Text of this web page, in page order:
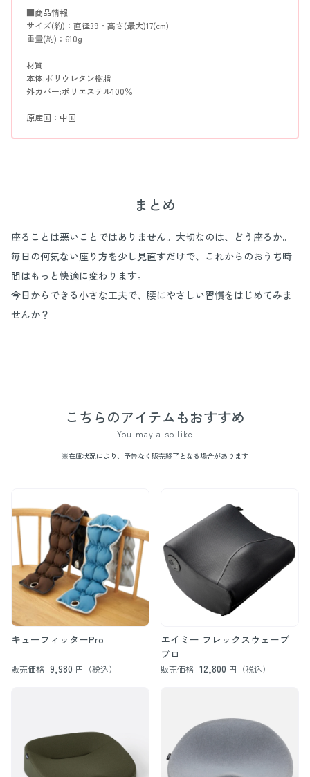
■商品情報
サイズ(約)：直径39・高さ(最大)17(cm)
重量(約)：610g
材質
本体:ポリウレタン樹脂
外カバー:ポリエステル100％
原産国：中国
まとめ
座ることは悪いことではありません。大切なのは、どう座るか。
毎日の何気ない座り方を少し見直すだけで、これからのおうち時
間はもっと快適に変わります。
今日からできる小さな工夫で、腰にやさしい習慣をはじめてみま
せんか？
こちらのアイテムもおすすめ
You may also like
※在庫状況により、予告なく販売終了となる場合があります
キューフィッターPro
販売価格 9,980 円（税込）
エイミー フレックスウェーブ
プロ
販売価格 12,800 円（税込）